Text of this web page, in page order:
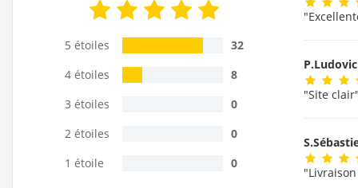
5 étoiles
32
4 étoiles
8
3 étoiles
0
2 étoiles
0
1 étoile
0
P.Ludovic
"Site clair"